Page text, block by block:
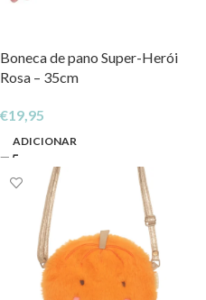
Boneca de pano Super-Herói
Rosa – 35cm
€19,95
ADICIONAR